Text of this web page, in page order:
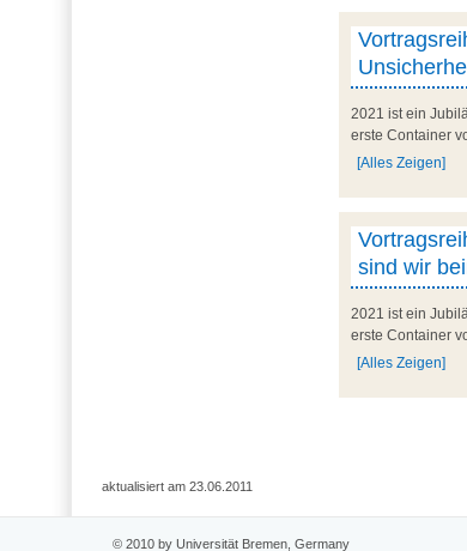
2021 ist ein
erste Container
[Alles Zeigen]
sind wir
2021 ist ein
erste Container
[Alles Zeigen]
aktualisiert am 23.06.2011
© 2010 by Universität Bremen, Germany